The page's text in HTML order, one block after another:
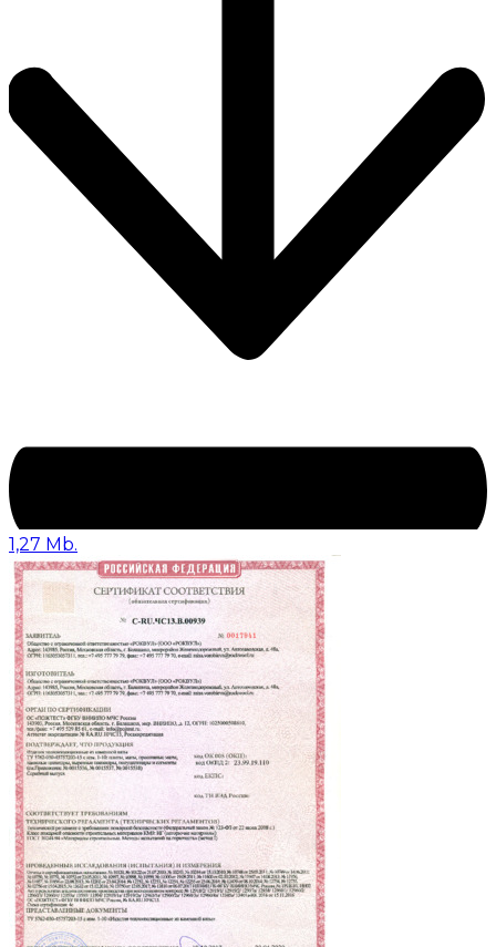
1,27 Mb.